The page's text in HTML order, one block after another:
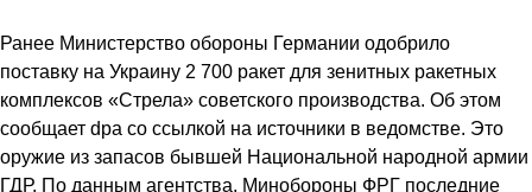
Ранее Министерство обороны Германии одобрило
поставку на Украину 2 700 ракет для зенитных ракетных
комплексов «Стрела» советского производства. Об этом
сообщает dpa со ссылкой на источники в ведомстве. Это
оружие из запасов бывшей Национальной народной армии
ГДР. По данным агентства, Минобороны ФРГ последние